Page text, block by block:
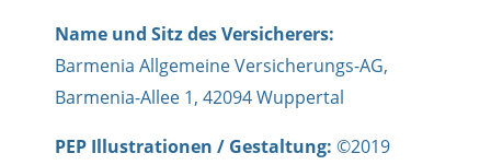
Name und Sitz des Versicherers:
Barmenia Allgemeine Versicherungs-AG,
Barmenia-Allee 1, 42094 Wuppertal
PEP Illustrationen / Gestaltung: ©2019